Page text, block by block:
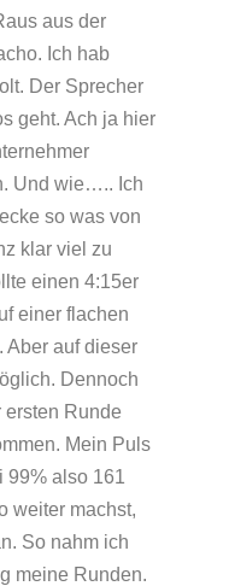
aus der
Ich hab
Der Sprecher
geht. Ach ja hier
Und wie….. Ich
so was von
klar viel zu
einen 4:15er
einer flachen
Aber auf dieser
Dennoch
ersten Runde
Mein Puls
99% also 161
weiter machst,
So nahm ich
meine Runden.